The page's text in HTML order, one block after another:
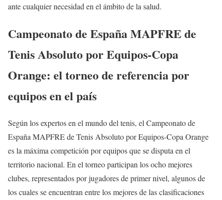
ante cualquier necesidad en el ámbito de la salud.
Campeonato de España MAPFRE de
Tenis Absoluto por Equipos-Copa
Orange: el torneo de referencia por
equipos en el país
Según los expertos en el mundo del tenis, el Campeonato de
España MAPFRE de Tenis Absoluto por Equipos-Copa Orange
es la máxima competición por equipos que se disputa en el
territorio nacional. En el torneo participan los ocho mejores
clubes, representados por jugadores de primer nivel, algunos de
los cuales se encuentran entre los mejores de las clasificaciones